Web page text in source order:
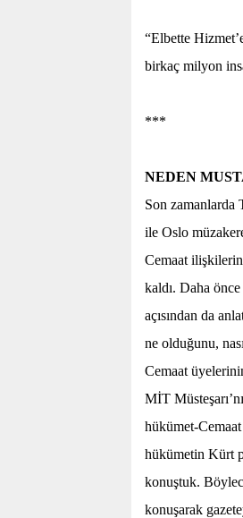
“Elbette
birkaç milyon
***
NEDEN
Son zamanlarda
ile Oslo
Cemaat
kaldı. Daha
açısından da
ne olduğunu,
Cemaat
MİT
hükümet-
hükümetin Kürt
konuştuk.
konuşarak